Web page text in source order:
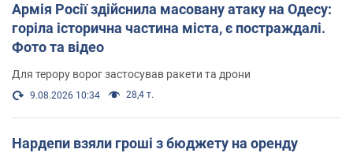
Армія Росії здійснила масовану атаку на Одесу:
горіла історична частина міста, є постраждалі.
Фото та відео
Для терору ворог застосував ракети та дрони
9.08.2026 10:34 28,4 т.
Нардепи взяли гроші з бюджету на оренду